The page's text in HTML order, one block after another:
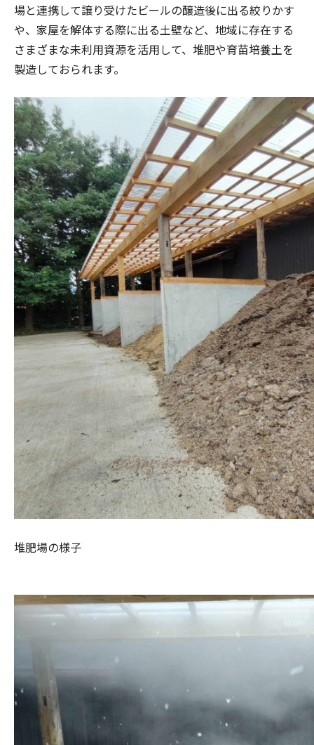
場と連携して譲り受けたビールの醸造後に出る絞りかす
や、家屋を解体する際に出る土壁など、地域に存在する
さまざまな未利用資源を活用して、堆肥や育苗培養土を
製造しておられます。
堆肥場の様子